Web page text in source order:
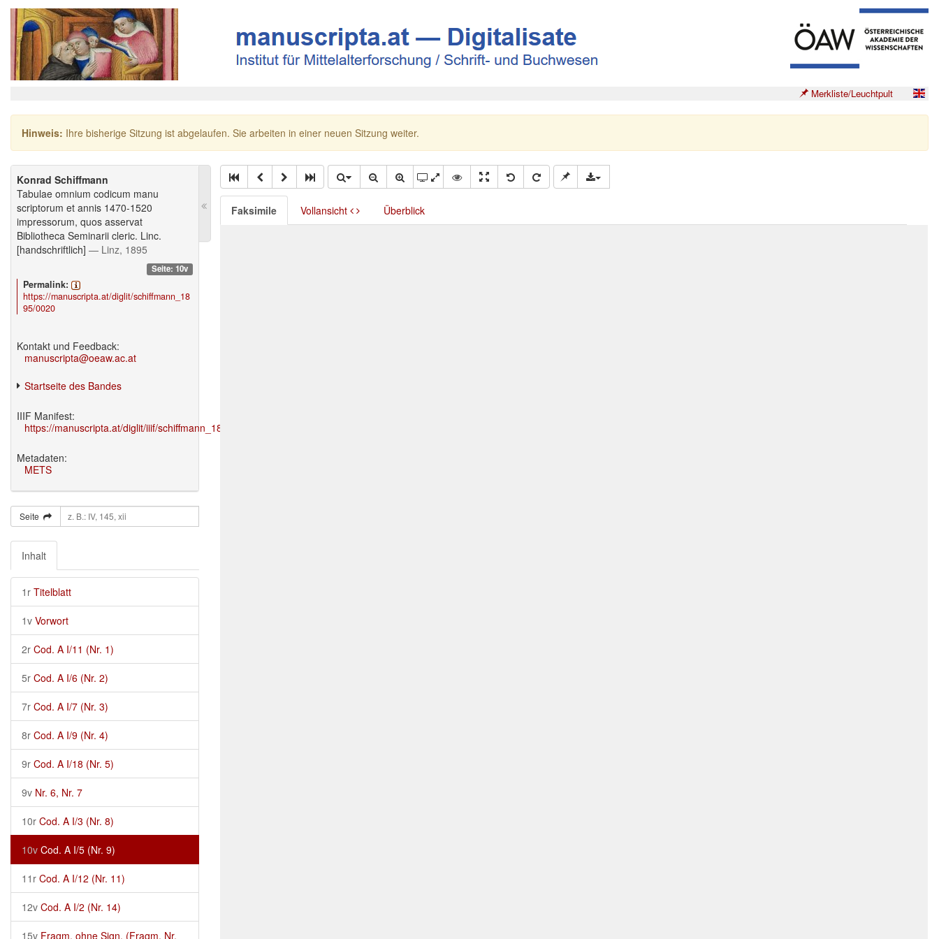
Merkliste/Leuchtpult
Hinweis: Ihre bisherige Sitzung ist abgelaufen. Sie arbeiten in einer neuen Sitzung weiter.
Konrad Schiffmann
Tabulae omnium codicum manu
scriptorum et annis 1470-1520
impressorum, quos asservat
Bibliotheca Seminarii cleric. Linc.
[handschriftlich] — Linz, 1895
Seite: 10v
Permalink:
https://manuscripta.at/diglit/schiffmann_18
95/0020
Kontakt und Feedback:
manuscripta@oeaw.ac.at
Startseite des Bandes
IIIF Manifest:
https://manuscripta.at/diglit/iiif/schiffmann_1895/manifest.json
Metadaten:
METS
Seite
Inhalt
1r Titelblatt
1v Vorwort
2r Cod. A I/11 (Nr. 1)
5r Cod. A I/6 (Nr. 2)
7r Cod. A I/7 (Nr. 3)
8r Cod. A I/9 (Nr. 4)
9r Cod. A I/18 (Nr. 5)
9v Nr. 6, Nr. 7
10r Cod. A I/3 (Nr. 8)
10v Cod. A I/5 (Nr. 9)
11r Cod. A I/12 (Nr. 11)
12v Cod. A I/2 (Nr. 14)
15v Fragm. ohne Sign. (Fragm. Nr.
Faksimile Vollansicht Überblick